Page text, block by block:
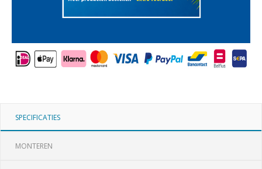
SPECIFICATIES
MONTEREN